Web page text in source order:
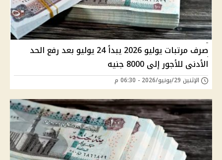
صرف مرتبات يوليو 2026 يبدأ 24 يوليو بعد رفع الحد
الأدنى للأجور إلى 8000 جنيه
الإثنين 29/يونيو/2026 - 06:30 م